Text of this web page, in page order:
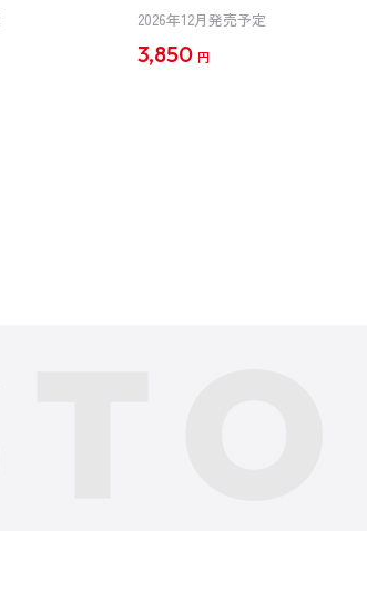
2026年12月発売予定
3,850 円